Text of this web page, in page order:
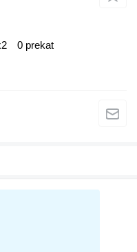
0 prekat